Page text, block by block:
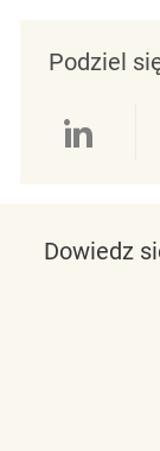
Podziel
Dowiedz